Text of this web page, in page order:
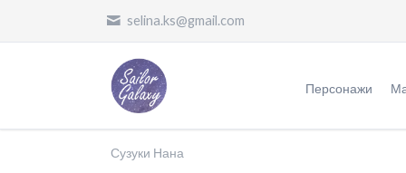
selina.ks@gmail.com
Персонажи
Сузуки Нана